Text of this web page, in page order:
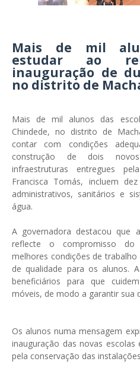
Mais de mil
estudar ao
inauguração de
no distrito de
Mais de mil alunos das
Chindede, no distrito de
contar com condições
construção de dois
infraestruturas entregues
Francisca Tomás, incluem
administrativos, sanitários e
água.
A governadora destacou que
reflecte o compromisso do
melhores condições de
de qualidade para os alunos.
beneficiários para que
móveis, de modo a garantir sua
Os alunos numa mensagem
inauguração das novas
pela conservação das